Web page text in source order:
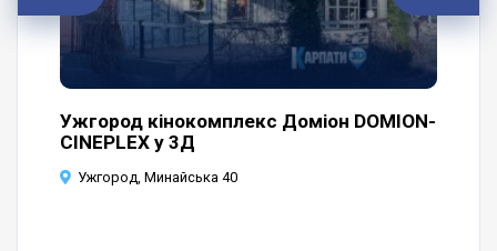
Ужгород кінокомплекс Доміон DOMION-
CINEPLEX у 3Д
Ужгород, Минайська 40